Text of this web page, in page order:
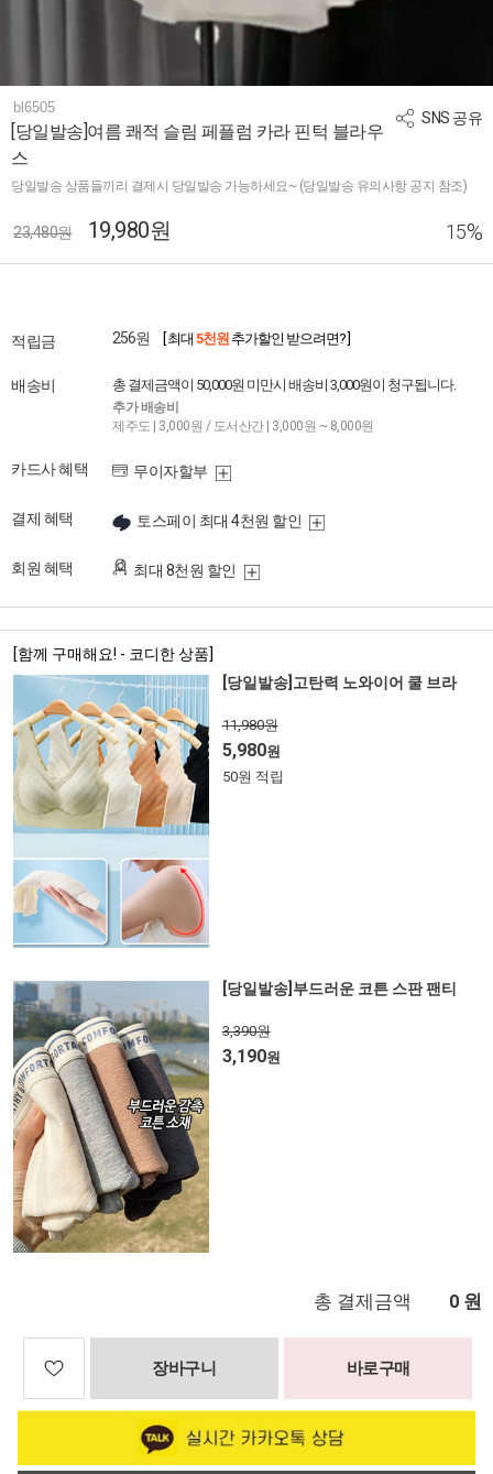
SNS 공유
bl6505
[당일발송]여름 쾌적 슬림 페플럼 카라 핀턱 블라우
스
당일발송 상품들끼리 결제시 당일발송 가능하세요~ (당일발송 유의사항 공지 참조)
23,480원 19,980원 15%
적립금 256원 [ 최대 5천원 추가할인 받으려면? ]
배송비 총 결제금액이 50,000원 미만시 배송비 3,000원이 청구됩니다.
추가 배송비
제주도 | 3,000원 / 도서산간 | 3,000원 ~ 8,000원
카드사 혜택 무이자할부
결제 혜택 토스페이 최대 4천원 할인
회원 혜택 최대 8천원 할인
[함께 구매해요! - 코디한 상품]
[당일발송]고탄력 노와이어 쿨 브라
11,980원
5,980원
50원 적립
[당일발송]부드러운 코튼 스판 팬티
3,390원
3,190원
총 결제금액 0 원
장바구니 바로구매